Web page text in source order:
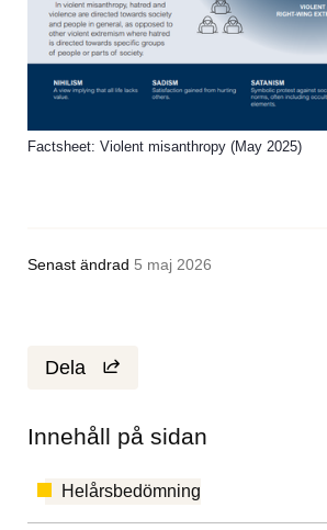
Factsheet: Violent misanthropy (May 2025)
Senast ändrad 5 maj 2026
Dela
Innehåll på sidan
Helårsbedömning